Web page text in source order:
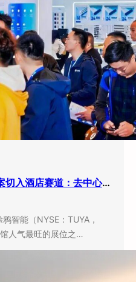
涂鸦智能以AI蓝牙直连方案切入酒店赛道：去中心化架构破解智能化改造三大痛点
智能（NYSE：TUYA，
人气最旺的展位之…